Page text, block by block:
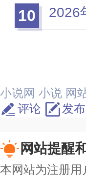
10 2026
小说网 小说 网
评论
发布
网站提醒
本网站为注册